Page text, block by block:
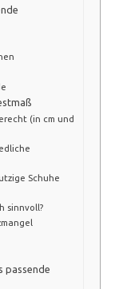
(in cm und
Schuhe
sinnvoll?
passende